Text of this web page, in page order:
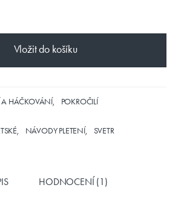
Vložit do košíku
A HÁČKOVÁNÍ POKROČILÍ
NÁVODY PLETENÍ SVETR
HODNOCENÍ (1)